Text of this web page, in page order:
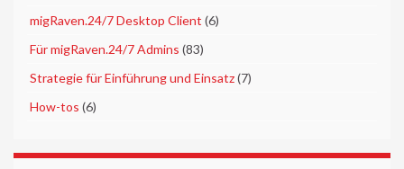
migRaven.24/7 Desktop Client (6)
Für migRaven.24/7 Admins (83)
Strategie für Einführung und Einsatz(7)
How-tos (6)